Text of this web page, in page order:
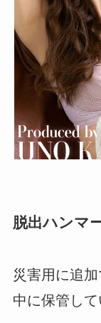
脱出ハンマ
災害用に追
中に保管して